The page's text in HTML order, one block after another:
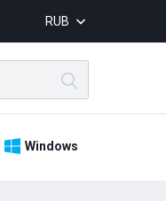
RUB
Windows